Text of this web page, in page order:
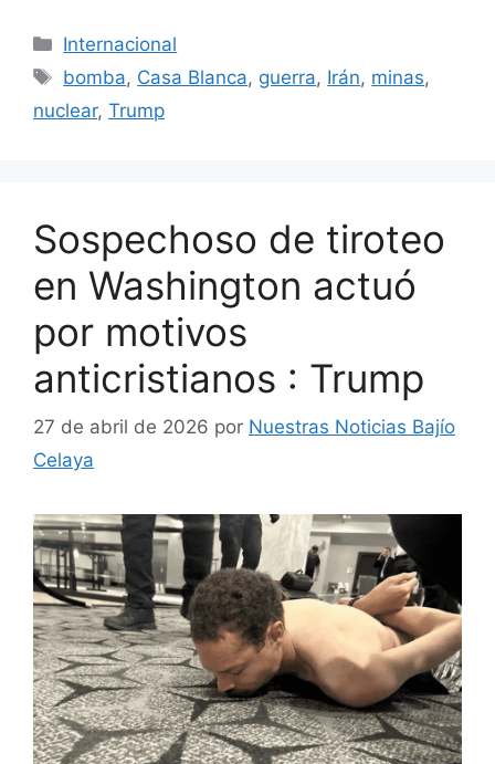
Categorías
Internacional
Etiquetas
bomba, Casa Blanca, guerra, Irán, minas,
nuclear, Trump
Sospechoso de tiroteo
en Washington actuó
por motivos
anticristianos : Trump
27 de abril de 2026 por Nuestras Noticias Bajío
Celaya